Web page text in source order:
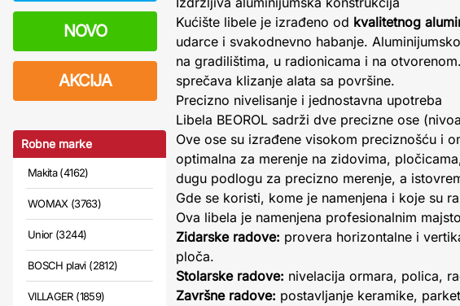
NOVO
AKCIJA
Robne marke
Makita (4162)
WOMAX (3763)
Unior (3244)
BOSCH plavi (2812)
VILLAGER (1859)
Kućište libele je izrađeno od kvalitetnog
udarce i svakodnevno habanje.
na gradilištima, u radionicama i na
sprečava klizanje alata sa površine.
Precizno nivelisanje i jednostavna upotreba
Libela BEOROL sadrži dve precizne ose
Ove ose su izrađene visokom preciznošću i
optimalna za merenje na zidovima,
dugu podlogu za precizno merenje, a
Gde se koristi, kome je namenjena i koje su
Ova libela je namenjena profesionalnim
Zidarske radove: provera horizontalne i
ploča.
Stolarske radove: nivelacija ormara, polica,
Završne radove: postavljanje keramike,